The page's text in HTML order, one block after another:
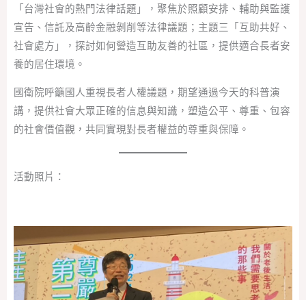
「台灣社會的熱門法律話題」，聚焦於照顧安排、輔助與監護
宣告、信託及高齡金融剝削等法律議題；主題三「互助共好、
社會處方」，探討如何營造互助友善的社區，提供適合長者安
養的居住環境。
國衛院呼籲國人重視長者人權議題，期望通過今天的科普演
講，提供社會大眾正確的信息與知識，塑造公平、尊重、包容
的社會價值觀，共同實現對長者權益的尊重與保障。
活動照片：